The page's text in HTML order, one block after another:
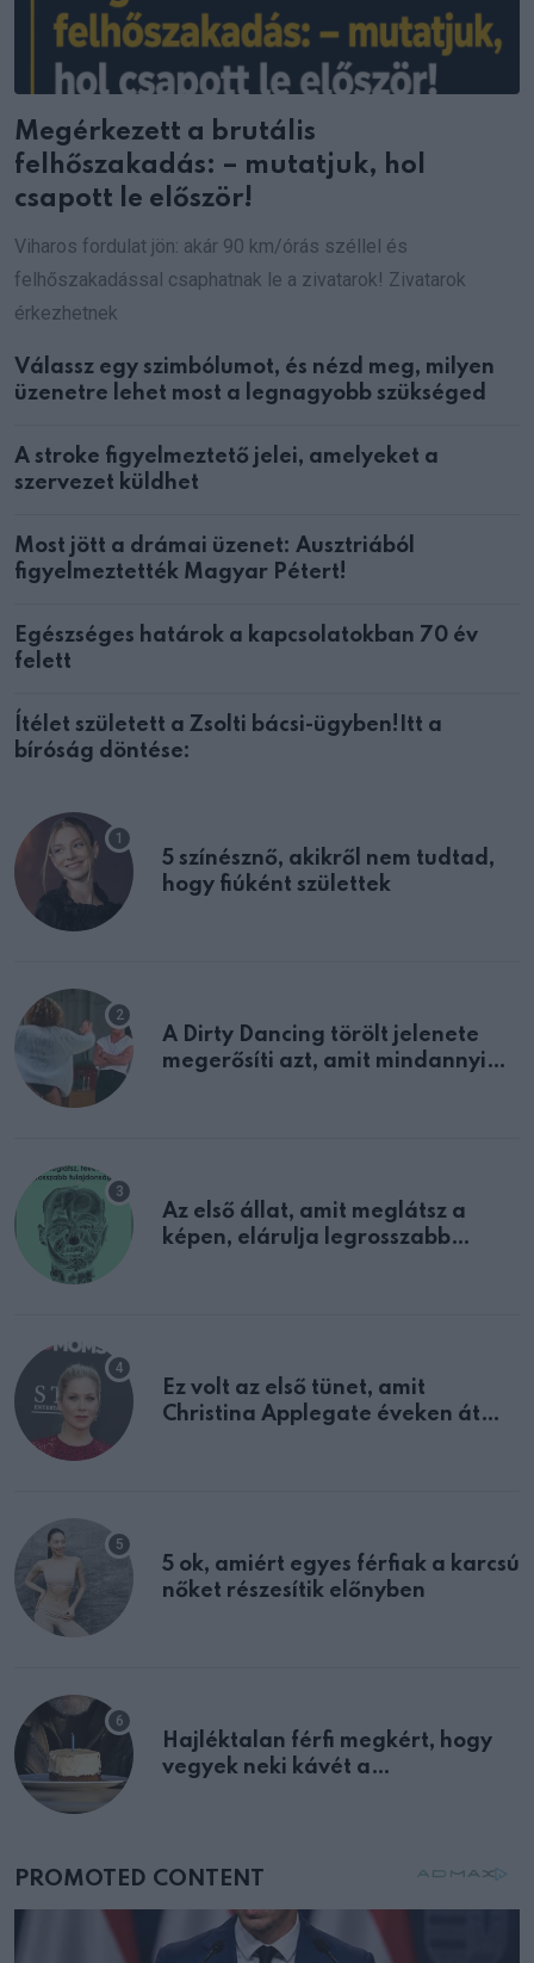
Megérkezett a brutális
felhőszakadás: – mutatjuk, hol
csapott le először!
Viharos fordulat jön: akár 90 km/órás széllel és
felhőszakadással csaphatnak le a zivatarok! Zivatarok
érkezhetnek
Válassz egy szimbólumot, és nézd meg, milyen
üzenetre lehet most a legnagyobb szükséged
A stroke figyelmeztető jelei, amelyeket a
szervezet küldhet
Most jött a drámai üzenet: Ausztriából
figyelmeztették Magyar Pétert!
Egészséges határok a kapcsolatokban 70 év
felett
Ítélet született a Zsolti bácsi-ügyben!Itt a
bíróság döntése:
5 színésznő, akikről nem tudtad,
hogy fiúként születtek
A Dirty Dancing törölt jelenete
megerősíti azt, amit mindannyian
Az első állat, amit meglátsz a
képen, elárulja legrosszabb
Ez volt az első tünet, amit
Christina Applegate éveken át
5 ok, amiért egyes férfiak a karcsú
nőket részesítik előnyben
Hajléktalan férfi megkért, hogy
vegyek neki kávét a